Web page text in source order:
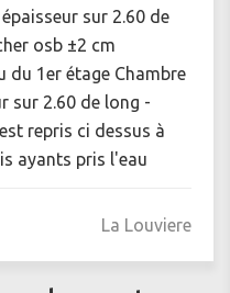
sur 2.60 de
osb ±2 cm
du 1er étage Chambre
sur 2.60 de long -
repris ci dessus à
ayants pris l'eau
La Louviere